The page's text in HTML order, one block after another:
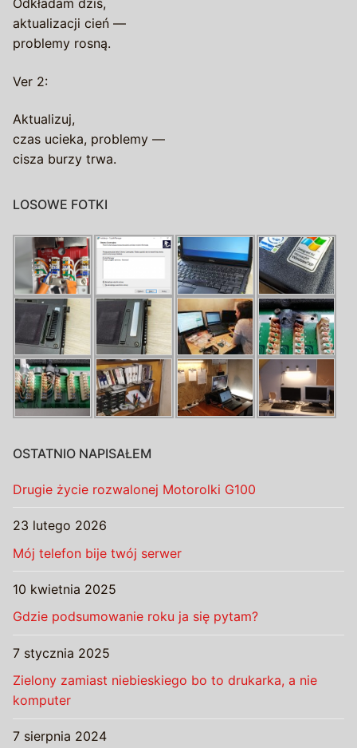
Odkładam dziś,
aktualizacji cień —
problemy rosną.
Ver 2:
Aktualizuj,
czas ucieka, problemy —
cisza burzy trwa.
LOSOWE FOTKI
OSTATNIO NAPISAŁEM
Drugie życie rozwalonej Motorolki G100
23 lutego 2026
Mój telefon bije twój serwer
10 kwietnia 2025
Gdzie podsumowanie roku ja się pytam?
7 stycznia 2025
Zielony zamiast niebieskiego bo to drukarka, a nie
komputer
7 sierpnia 2024